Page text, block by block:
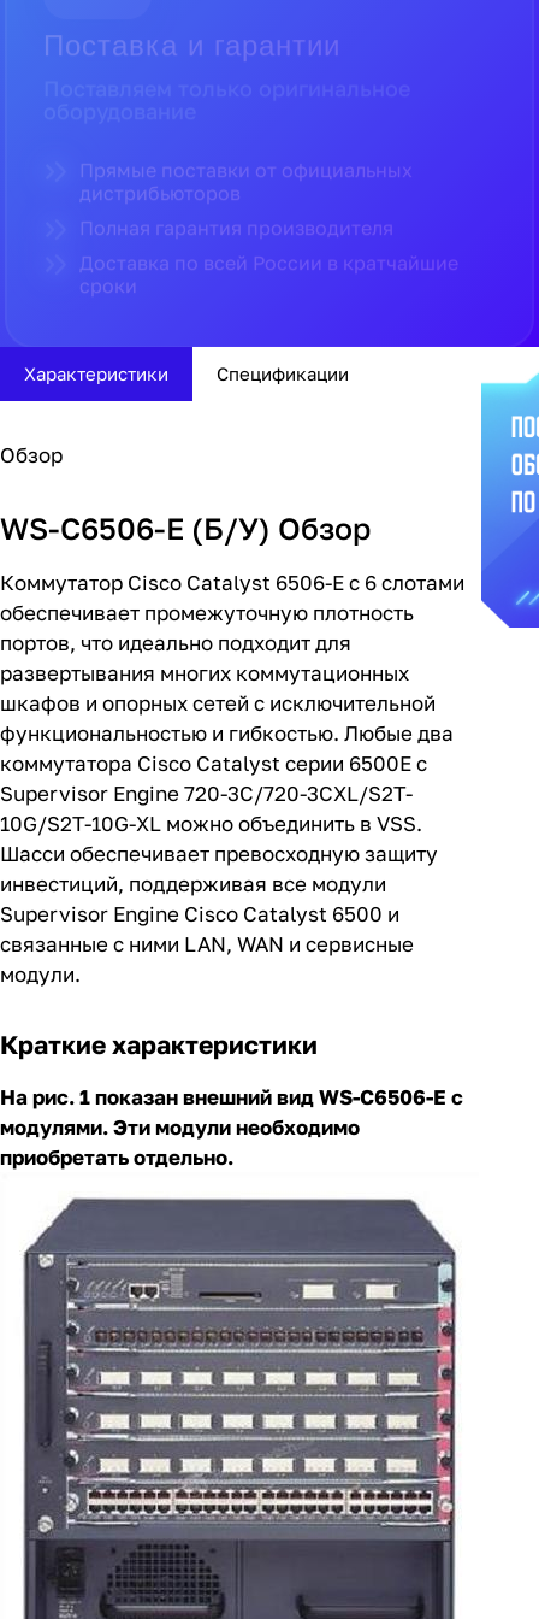
Поставляем только оригинальное
Полная гарантия производителя
Доставка по всей России в кратчайшие
Характеристики Спецификации
Обзор
WS-C6506-E (Б/У) Обзор
Коммутатор Cisco Catalyst 6506-E с 6 слотами
обеспечивает промежуточную плотность
портов, что идеально подходит для
развертывания многих коммутационных
шкафов и опорных сетей с исключительной
функциональностью и гибкостью. Любые два
коммутатора Cisco Catalyst серии 6500E с
Supervisor Engine 720-3C/720-3CXL/S2T-
10G/S2T-10G-XL можно объединить в VSS.
Шасси обеспечивает превосходную защиту
инвестиций, поддерживая все модули
Supervisor Engine Cisco Catalyst 6500 и
связанные с ними LAN, WAN и сервисные
модули.
Краткие характеристики
На рис. 1 показан внешний вид WS-C6506-E с
модулями. Эти модули необходимо
приобретать отдельно.